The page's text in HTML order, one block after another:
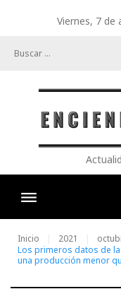
Viernes, 7 de
Inicio 2021
Los primeros datos de la
una producción menor